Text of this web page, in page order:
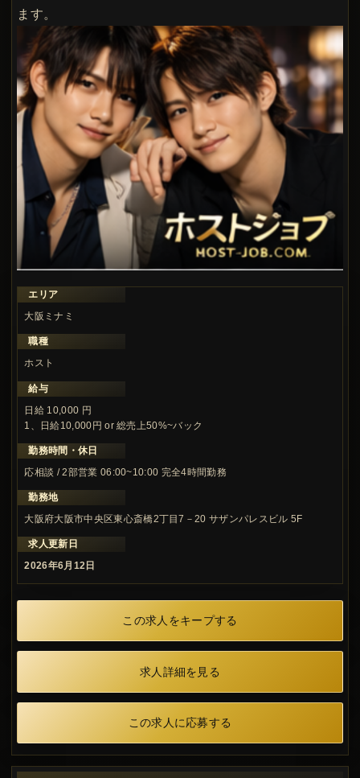
ます。
エリア
大阪ミナミ
職種
ホスト
給与
日給 10,000 円
1、日給10,000円 or 総売上50%~バック
勤務時間・休日
応相談 / 2部営業 06:00~10:00 完全4時間勤務
勤務地
大阪府大阪市中央区東心斎橋2丁目7－20 サザンパレスビル 5F
求人更新日
2026年6月12日
この求人をキープする
求人詳細を見る
この求人に応募する